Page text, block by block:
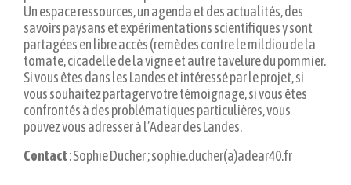
Un espace ressources, un agenda et des actualités, des
savoirs paysans et expérimentations scientifiques y sont
partagées en libre accès (remèdes contre le mildiou de la
tomate, cicadelle de la vigne et autre tavelure du pommier.
Si vous êtes dans les Landes et intéressé par le projet, si
vous souhaitez partager votre témoignage, si vous êtes
confrontés à des problématiques particulières, vous
pouvez vous adresser à l’Adear des Landes.
Contact: Sophie Ducher ; sophie.ducher(a)adear40.fr